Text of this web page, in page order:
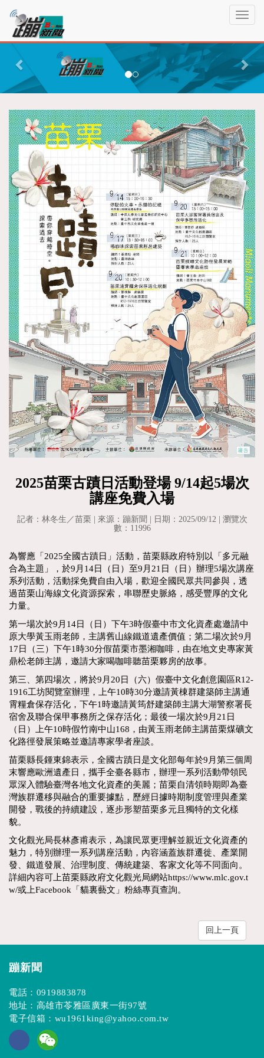
T
g
l
e
v
i
g
a
t
i
o
n
蹦
新
聞P
r
v
i
o
u
N
e
x
t
2025苗栗古蹟日活動登場 9/14起5場次
講座免費入場
記者：林冬生／苗栗 | 來源：蹦新聞 | 日期：2025/09/12 | 瀏覽次
數：11996
為響應「2025全國古蹟日」活動，苗栗縣政府特別以「多元融
合為主題」，於9月14日（日）至9月21日（日）辦理5場次講座
系列活動，活動採免費自由入場，歡迎全國民眾共同參與，透
過苗栗山海線文化資源探索，串聯歷史脈絡，感受豐厚的文化
力量。
第一場次於9月14日（日）下午3時假臺中市文化資產處邀請中
原大學黃玉雨老師，主講舊山線鐵道遺產價值；第二場次於9月
17日（三）下午1時30分假苗栗市墨湘咖啡，由在地文史專家黃
鼎松老師主講，邀請大家喝咖啡聽苗栗夥房的故事。
第三、第四場次，將於9月20日（六）假臺中文化創意園區R12-
1916工坊閱覽室辦理，上午10時30分邀請黃棟群建築師主講通
霄糧倉保存活化，下午1時邀請黃筠舒建築師主講大湖警察署長
宿舍及聯合保甲事務所之保存活化；最後一場次於9月21日
（日）上午10時假竹南中山168，由黃玉雨老師主講苗栗煤礦文
化路徑發展策略並邀請專家學者座談。
苗栗縣長鍾東錦表示，全國古蹟日是文化部每年於9月第三個周
末響應歐洲遺產日，攜手全臺各縣市，辦理一系列活動帶領民
眾深入體驗臺灣各地文化資產的美麗；苗栗自清領時期即為臺
灣族群遷移與融合的重要據點，歷經日據時期制度管理與產業
開發，戰後的持續建設，逐步形塑苗栗多元且獨特的文化樣
貌。
文化觀光局長林彥甫表示，為讓民眾更理解並親近文化資產的
魅力，特別辦理一系列講座活動，內容涵蓋族群遷徙、產業開
發、鐵道發展、治理制度、傳統建築、客家文化等不同面向。
詳細內容可上苗栗縣政府文化觀光局網站https://www.mlc.gov.t
w/或上Facebook「貓裏藝文」粉絲專頁查詢。
回上一頁
蹦新聞
電話： 0919883878
地址：高雄市苓雅區廣東一街97號
電子信箱： wu1961king@yahoo.com.tw